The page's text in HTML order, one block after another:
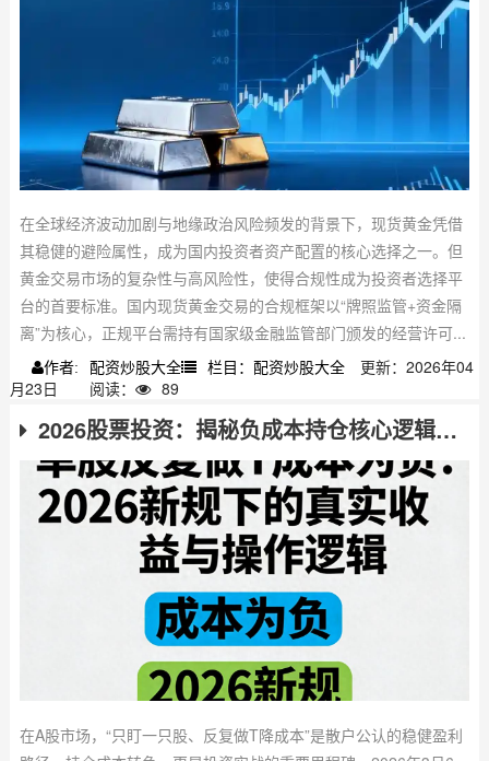
在全球经济波动加剧与地缘政治风险频发的背景下，现货黄金凭借
其稳健的避险属性，成为国内投资者资产配置的核心选择之一。但
黄金交易市场的复杂性与高风险性，使得合规性成为投资者选择平
台的首要标准。国内现货黄金交易的合规框架以“牌照监管+资金隔
离”为核心，正规平台需持有国家级金融监管部门颁发的经营许可...
作者: 配资炒股大全 栏目：配资炒股大全
更新：2026年04
月23日
阅读： 89
2026股票投资：揭秘负成本持仓核心逻辑与实操细节
在A股市场，“只盯一只股、反复做T降成本”是散户公认的稳健盈利